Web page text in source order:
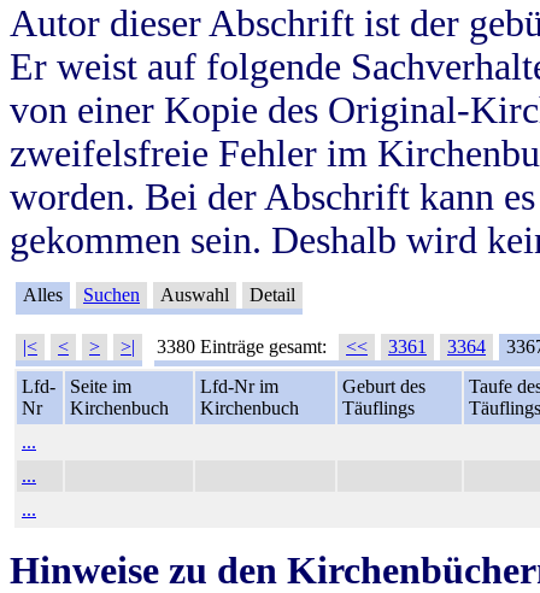
Autor dieser Abschrift ist der
Er weist auf folgende
von einer Kopie des Original-
zweifelsfreie Fehler im
worden. Bei der Abschrift kann
gekommen sein. Deshalb wird
Alles Suchen Auswahl Detail
|< < > >| 3380 Einträge gesamt: << 3361 3364
Lfd-
Nr
Seite im
Kirchenbuch
Lfd-Nr im
Kirchenbuch
Geburt des
Täuflings
Taufe
Täuflings
...
...
...
Hinweise zu den